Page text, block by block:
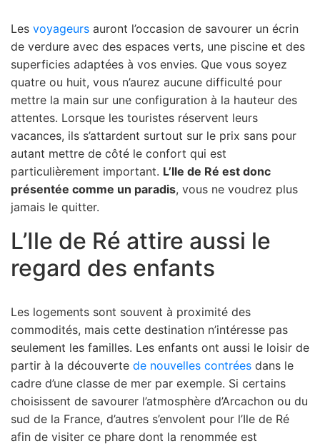
Les voyageurs auront l’occasion de savourer un écrin
de verdure avec des espaces verts, une piscine et des
superficies adaptées à vos envies. Que vous soyez
quatre ou huit, vous n’aurez aucune difficulté pour
mettre la main sur une configuration à la hauteur des
attentes. Lorsque les touristes réservent leurs
vacances, ils s’attardent surtout sur le prix sans pour
autant mettre de côté le confort qui est
particulièrement important. L’Ile de Ré est donc
présentée comme un paradis, vous ne voudrez plus
jamais le quitter.
L’Ile de Ré attire aussi le
regard des enfants
Les logements sont souvent à proximité des
commodités, mais cette destination n’intéresse pas
seulement les familles. Les enfants ont aussi le loisir de
partir à la découverte de nouvelles contrées dans le
cadre d’une classe de mer par exemple. Si certains
choisissent de savourer l’atmosphère d’Arcachon ou du
sud de la France, d’autres s’envolent pour l’Ile de Ré
afin de visiter ce phare dont la renommée est